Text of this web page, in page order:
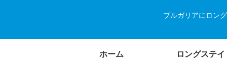
ブルガリアにロン
ホーム ロングステイ